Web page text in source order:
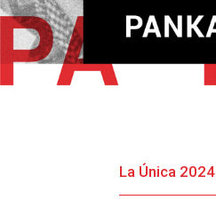
La Única 2024